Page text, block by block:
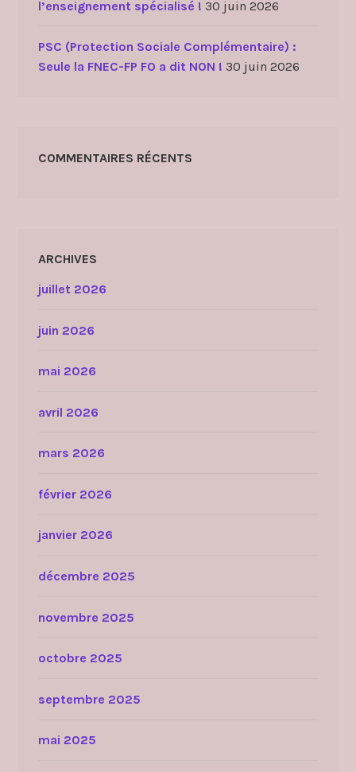
l’enseignement spécialisé ! 30 juin 2026
PSC (Protection Sociale Complémentaire) :
Seule la FNEC-FP FO a dit NON ! 30 juin 2026
COMMENTAIRES RÉCENTS
ARCHIVES
juillet 2026
juin 2026
mai 2026
avril 2026
mars 2026
février 2026
janvier 2026
décembre 2025
novembre 2025
octobre 2025
septembre 2025
mai 2025